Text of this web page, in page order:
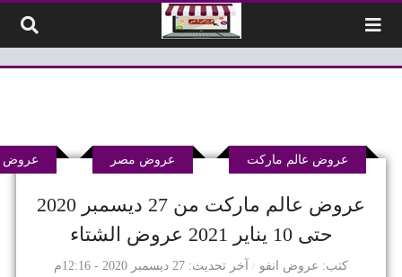
عروض عالم ماركت من 27 ديسمبر 2020
حتى 10 يناير 2021 عروض الشتاء
كتب عروض انفو
عروض عالم ماركت عروض مصر عروض
آخر تحديث 27 ديسمبر 2020 - 12:16م